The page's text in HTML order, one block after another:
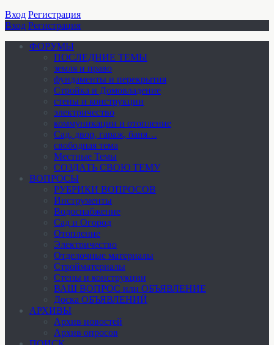
Вход Регистрация
Вход Регистрация
ФОРУМЫ
ПОСЛЕДНИЕ ТЕМЫ
земля и право
фундаменты и перекрытия
Стройка и Домовладение
стены и конструкции
электричество
коммуникации и отопление
Cад, двор, гараж, баня…
свободная тема
Местные Темы
СОЗДАТЬ СВОЮ ТЕМУ
ВОПРОСЫ
РУБРИКИ ВОПРОСОВ
Инструменты
Водоснабжение
Сад и Огород
Отопление
Электричество
Отделочные материалы
Стройматериалы
Стены и конструкции
ВАШ ВОПРОС или ОБЪЯВЛЕНИЕ
Доска ОБЪЯВЛЕНИЙ
АРХИВЫ
Архив новостей
Архив опросов